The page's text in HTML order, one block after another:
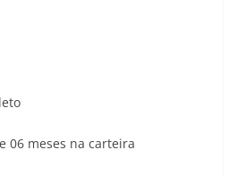
06 meses na carteira